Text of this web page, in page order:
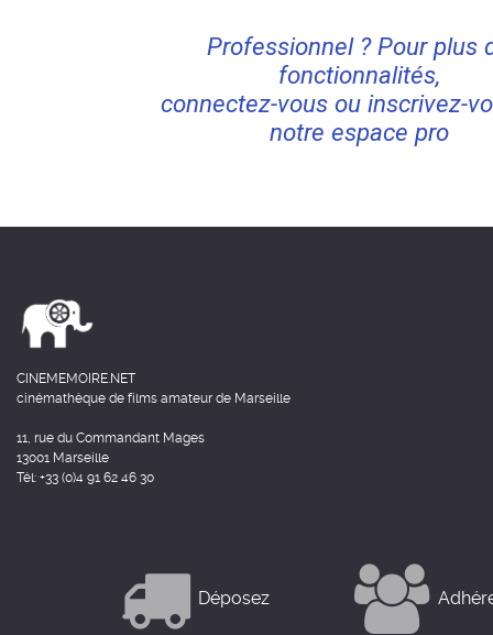
Professionnel ? Pour plus
fonctionnalités,
connectez-vous ou inscrivez-
notre espace pro
CINEMEMOIRE.NET
cinémathèque de films amateur de Marseille
11, rue du Commandant Mages
13001 Marseille
Tél: +33 (0)4 91 62 46 30
Déposez